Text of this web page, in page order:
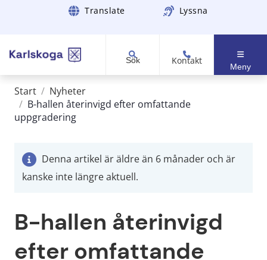
Gå till innehåll Translate Lyssna
Sök Kontakt
Meny
Start / Nyheter
/ B-hallen återinvigd efter omfattande
uppgradering
Denna artikel är äldre än 6 månader och är
kanske inte längre aktuell.
B-hallen återinvigd
efter omfattande